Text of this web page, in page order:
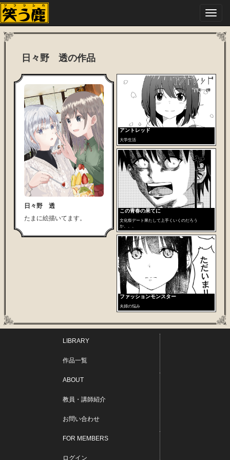
日々野 透の作品
日々野 透
たまに絵描いてます。
アントレッド
大学生活
この青春の果てに
文化祭デート果たして上手くいくのだろう
か、、、
ファッションモンスター
夫婦の悩み
LIBRARY
作品一覧
ABOUT
教員・講師紹介
お問い合わせ
FOR MEMBERS
ログイン